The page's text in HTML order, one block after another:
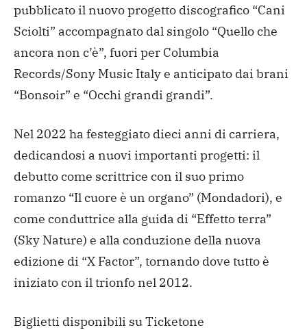
pubblicato il nuovo progetto discografico “Cani
Sciolti” accompagnato dal singolo “Quello che
ancora non c’è”, fuori per Columbia
Records/Sony Music Italy e anticipato dai brani
“Bonsoir” e “Occhi grandi grandi”.
Nel 2022 ha festeggiato dieci anni di carriera,
dedicandosi a nuovi importanti progetti: il
debutto come scrittrice con il suo primo
romanzo “Il cuore è un organo” (Mondadori), e
come conduttrice alla guida di “Effetto terra”
(Sky Nature) e alla conduzione della nuova
edizione di “X Factor”, tornando dove tutto è
iniziato con il trionfo nel 2012.
Biglietti disponibili su Ticketone